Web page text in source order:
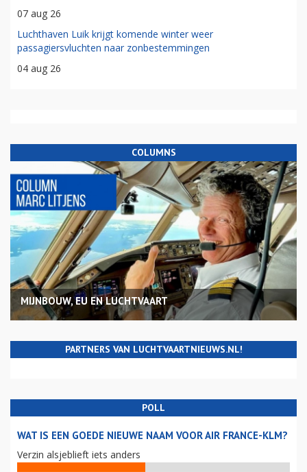
07 aug 26
Luchthaven Luik krijgt komende winter weer
passagiersvluchten naar zonbestemmingen
04 aug 26
COLUMNS
MIJNBOUW, EU EN LUCHTVAART
PARTNERS VAN LUCHTVAARTNIEUWS.NL!
POLL
WAT IS EEN GOEDE NIEUWE NAAM VOOR AIR FRANCE-KLM?
Verzin alsjeblieft iets anders